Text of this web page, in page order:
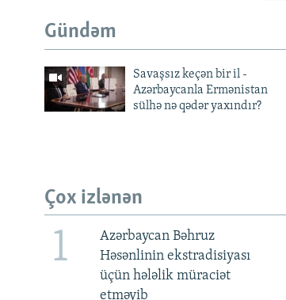
Gündəm
Savaşsız keçən bir il -
Azərbaycanla Ermənistan
sülhə nə qədər yaxındır?
Çox izlənən
1
Azərbaycan Bəhruz
Həsənlinin ekstradisiyası
üçün hələlik müraciət
etməyib